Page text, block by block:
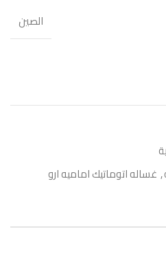
الصين
, غساله اتوماتيك اماميه ارو